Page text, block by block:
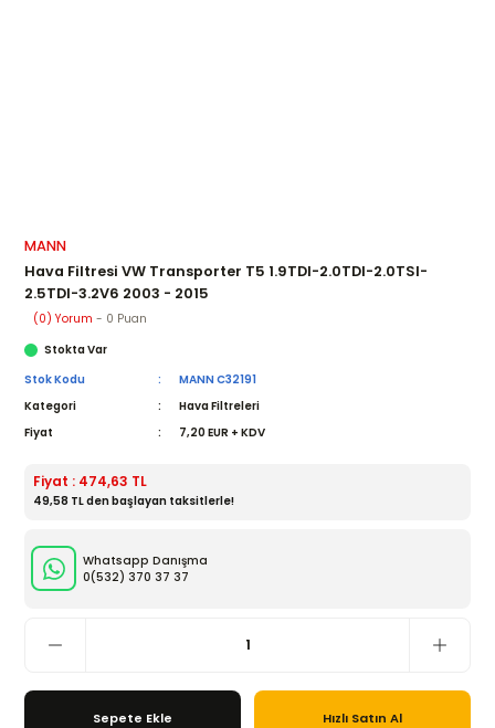
MANN
Hava Filtresi VW Transporter T5 1.9TDI-2.0TDI-2.0TSI-
2.5TDI-3.2V6 2003 - 2015
(0) Yorum - 0 Puan
Stokta Var
Stok Kodu
MANN C32191
Kategori
Hava Filtreleri
Fiyat
7,20 EUR + KDV
Fiyat : 474,63 TL
49,58 TL den başlayan taksitlerle!
Whatsapp Danışma
0(532) 370 37 37
Sepete Ekle Hızlı Satın Al